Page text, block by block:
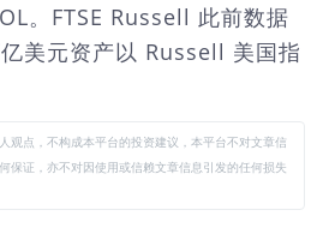
。FTSE Russell 此前数据
美元资产以 Russell 美国指
观点，不构成本平台的投资建议，本平台不对文章信
保证，亦不对因使用或信赖文章信息引发的任何损失